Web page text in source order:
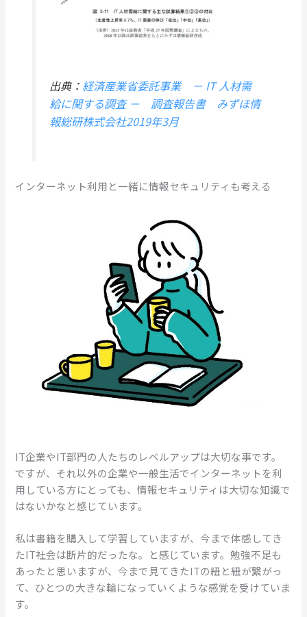
出典：経済産業省委託事業 － IT 人材需
給に関する調査 － 調査報告書 みずほ情
報総研株式会社2019年3月
インターネット利用と一緒に情報セキュリティも考える
IT企業やIT部門の人たちのレベルアップは大切な事です。
ですが、それ以外の企業や一般生活でインターネットを利
用している方にとっても、情報セキュリティは大切な知識で
はないかなと感じています。
私は書籍を購入して学習していますが、今まで体感してき
たIT社会は断片的だったな。と感じています。勉強不足も
あったと思いますが、今まで見てきたITの紐と紐が繋がっ
て、ひとつの大きな輪になっていくような感覚を受けていま
す。